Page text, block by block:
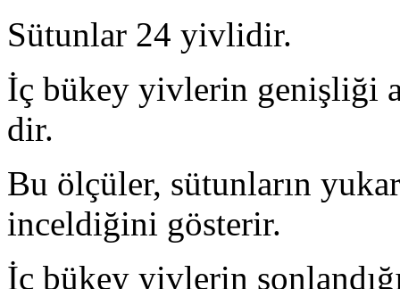
Sütunlar 24 yivlidir.
İç bükey yivlerin genişliği
dir.
Bu ölçüler, sütunların
inceldiğini gösterir.
İç bükey yivlerin